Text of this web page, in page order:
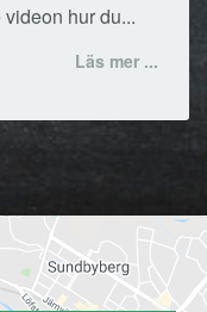
hur du...
Läs mer ...